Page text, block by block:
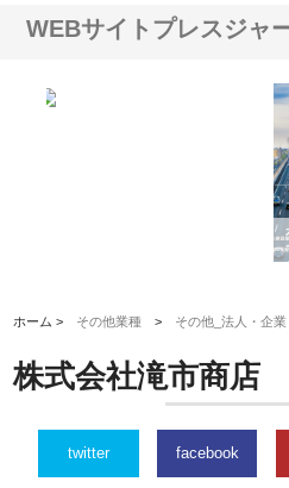
WEBサイトプレスジャ
ホーム > その他業種 > その他_法人・企業
株式会社滝市商店
twitter facebook